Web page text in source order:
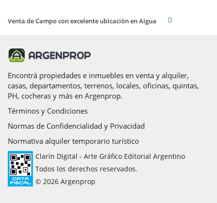
Venta de Campo con excelente ubicación en Aigua
Encontrá propiedades e inmuebles en venta y alquiler,
casas, departamentos, terrenos, locales, oficinas, quintas,
PH, cocheras y más en Argenprop.
Términos y Condiciones
Normas de Confidencialidad y Privacidad
Normativa alquiler temporario turístico
Clarín Digital - Arte Gráfico Editorial Argentino
Todos los derechos reservados.
© 2026 Argenprop